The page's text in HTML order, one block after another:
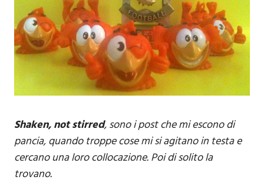
Shaken, not stirred, sono i post che mi escono di
pancia, quando troppe cose mi si agitano in testa e
cercano una loro collocazione. Poi di solito la
trovano.